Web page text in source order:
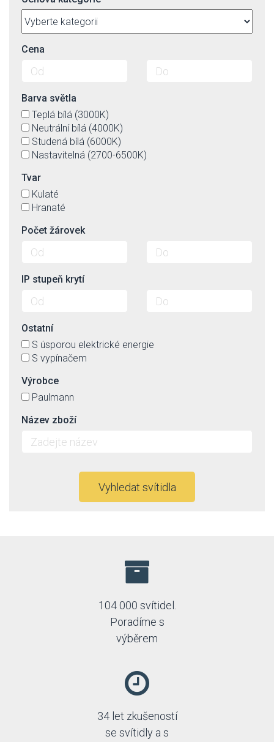
Cena
Barva světla
Teplá bílá (3000K)
Neutrální bílá (4000K)
Studená bílá (6000K)
Nastavitelná (2700-6500K)
Tvar
Kulaté
Hranaté
Počet žárovek
IP stupeň krytí
Ostatní
S úsporou elektrické energie
S vypínačem
Výrobce
Paulmann
Název zboží
Vyhledat svítidla
104 000 svítidel.
Poradíme s
výběrem
34 let zkušeností
se svítidly a s